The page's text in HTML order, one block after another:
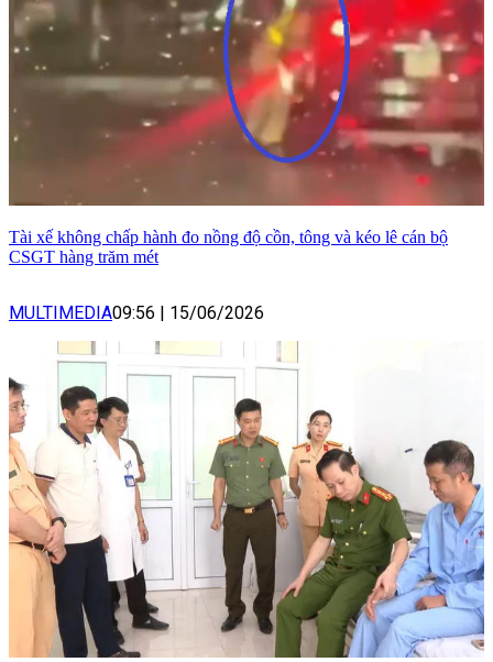
Tài xế không chấp hành đo nồng độ cồn, tông và kéo lê cán bộ
CSGT hàng trăm mét
MULTIMEDIA09:56 | 15/06/2026